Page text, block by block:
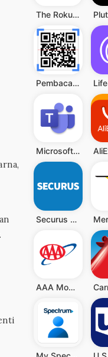
The Roku App (Official)
Pembaca QR & Kode Batang
Microsoft Teams
Securus Mobile
AAA Mobile